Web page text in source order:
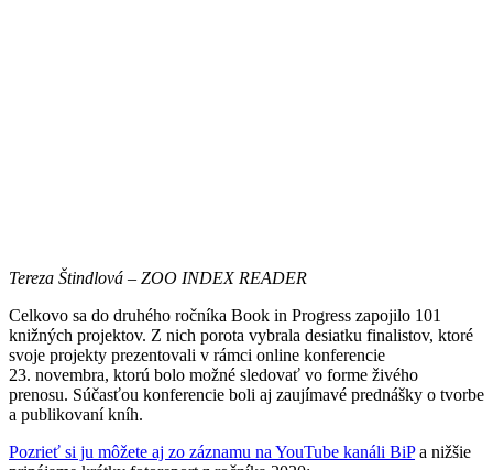
Tereza Štindlová – ZOO INDEX READER
Celkovo sa do druhého ročníka Book in Progress zapojilo 101
knižných projektov. Z nich porota vybrala desiatku finalistov, ktoré
svoje projekty prezentovali v rámci online konferencie
23. novembra, ktorú bolo možné sledovať vo forme živého
prenosu. Súčasťou konferencie boli aj zaujímavé prednášky o tvorbe
a publikovaní kníh.
Pozrieť si ju môžete aj zo záznamu na YouTube kanáli BiPa nižšie